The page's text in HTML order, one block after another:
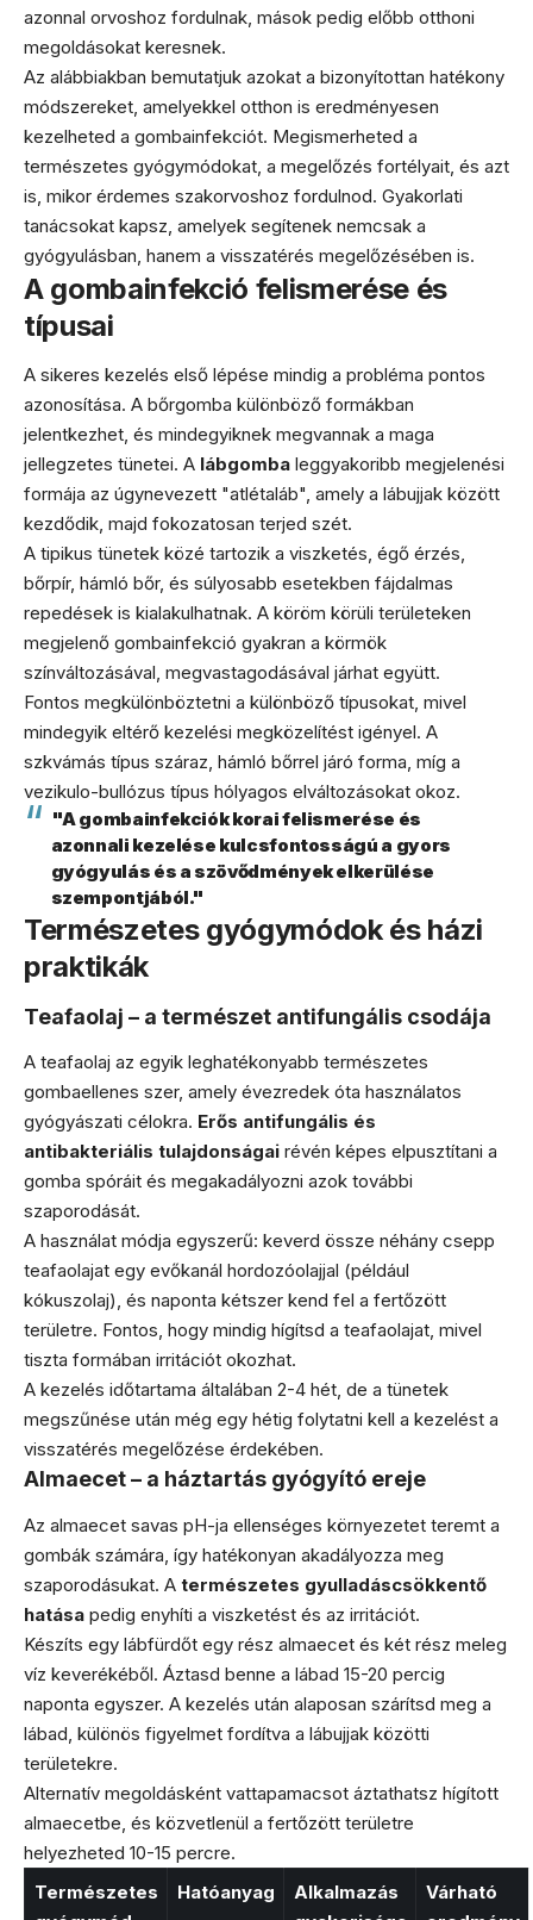
azonnal orvoshoz fordulnak, mások pedig előbb otthoni
megoldásokat keresnek.
Az alábbiakban bemutatjuk azokat a bizonyítottan hatékony
módszereket, amelyekkel otthon is eredményesen
kezelheted a gombainfekciót. Megismerheted a
természetes gyógymódokat, a megelőzés fortélyait, és azt
is, mikor érdemes szakorvoshoz fordulnod. Gyakorlati
tanácsokat kapsz, amelyek segítenek nemcsak a
gyógyulásban, hanem a visszatérés megelőzésében is.
A gombainfekció felismerése és
típusai
A sikeres kezelés első lépése mindig a probléma pontos
azonosítása. A bőrgomba különböző formákban
jelentkezhet, és mindegyiknek megvannak a maga
jellegzetes tünetei. A lábgomba leggyakoribb megjelenési
formája az úgynevezett "atlétaláb", amely a lábujjak között
kezdődik, majd fokozatosan terjed szét.
A tipikus tünetek közé tartozik a viszketés, égő érzés,
bőrpír, hámló bőr, és súlyosabb esetekben fájdalmas
repedések is kialakulhatnak. A köröm körüli területeken
megjelenő gombainfekció gyakran a körmök
színváltozásával, megvastagodásával járhat együtt.
Fontos megkülönböztetni a különböző típusokat, mivel
mindegyik eltérő kezelési megközelítést igényel. A
szkvámás típus száraz, hámló bőrrel járó forma, míg a
vezikulo-bullózus típus hólyagos elváltozásokat okoz.
"A gombainfekciók korai felismerése és
azonnali kezelése kulcsfontosságú a gyors
gyógyulás és a szövődmények elkerülése
szempontjából."
Természetes gyógymódok és házi
praktikák
Teafaolaj – a természet antifungális csodája
A teafaolaj az egyik leghatékonyabb természetes
gombaellenes szer, amely évezredek óta használatos
gyógyászati célokra. Erős antifungális és
antibakteriális tulajdonságai révén képes elpusztítani a
gomba spóráit és megakadályozni azok további
szaporodását.
A használat módja egyszerű: keverd össze néhány csepp
teafaolajat egy evőkanál hordozóolajjal (például
kókuszolaj), és naponta kétszer kend fel a fertőzött
területre. Fontos, hogy mindig hígítsd a teafaolajat, mivel
tiszta formában irritációt okozhat.
A kezelés időtartama általában 2-4 hét, de a tünetek
megszűnése után még egy hétig folytatni kell a kezelést a
visszatérés megelőzése érdekében.
Almaecet – a háztartás gyógyító ereje
Az almaecet savas pH-ja ellenséges környezetet teremt a
gombák számára, így hatékonyan akadályozza meg
szaporodásukat. A természetes gyulladáscsökkentő
hatása pedig enyhíti a viszketést és az irritációt.
Készíts egy lábfürdőt egy rész almaecet és két rész meleg
víz keverékéből. Áztasd benne a lábad 15-20 percig
naponta egyszer. A kezelés után alaposan szárítsd meg a
lábad, különös figyelmet fordítva a lábujjak közötti
területekre.
Alternatív megoldásként vattapamacsot áztathatsz hígított
almaecetbe, és közvetlenül a fertőzött területre
helyezheted 10-15 percre.
Természetes
Hatóanyag
Alkalmazás
Várható